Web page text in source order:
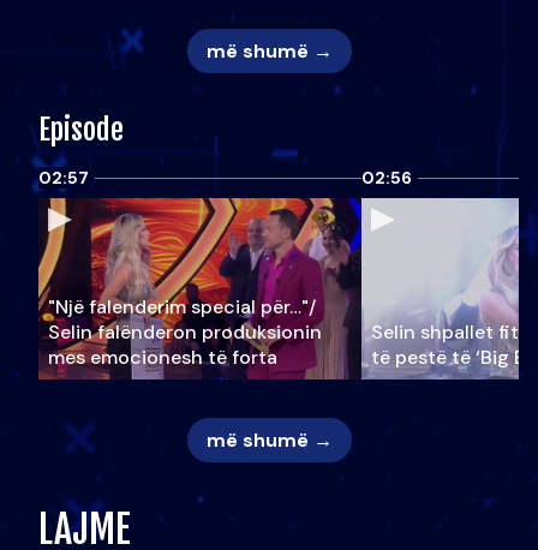
më shumë →
Episode
02:57
"Një falenderim special për…"/
Selin falënderon produksionin
mes emocionesh të forta
02:56
Selin shpallet
të pestë të ‘Big
më shumë →
LAJME